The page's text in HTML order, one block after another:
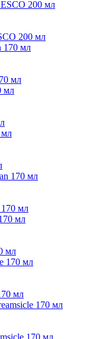
200 мл
мл
мл
мл
мл